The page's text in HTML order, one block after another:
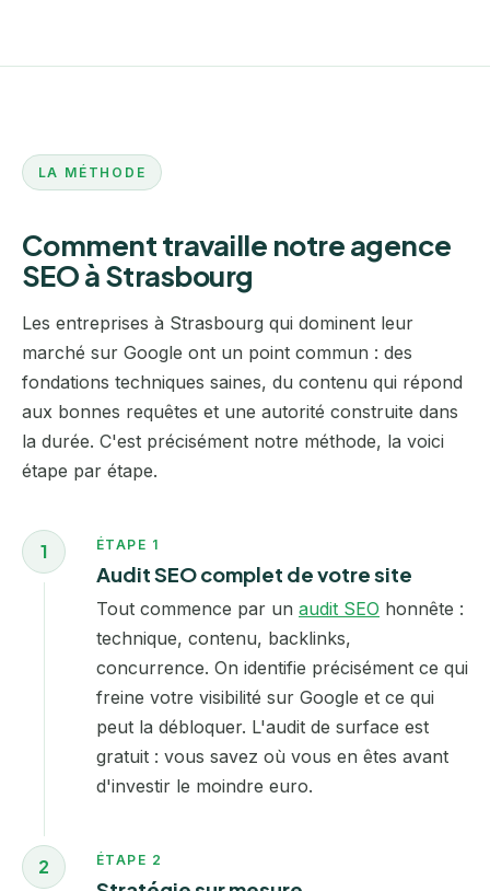
LA MÉTHODE
Comment travaille notre agence
SEO à Strasbourg
Les entreprises à Strasbourg qui dominent leur
marché sur Google ont un point commun : des
fondations techniques saines, du contenu qui répond
aux bonnes requêtes et une autorité construite dans
la durée. C'est précisément notre méthode, la voici
étape par étape.
1 ÉTAPE 1
Audit SEO complet de votre site
Tout commence par un audit SEO honnête :
technique, contenu, backlinks,
concurrence. On identifie précisément ce qui
freine votre visibilité sur Google et ce qui
peut la débloquer. L'audit de surface est
gratuit : vous savez où vous en êtes avant
d'investir le moindre euro.
2 ÉTAPE 2